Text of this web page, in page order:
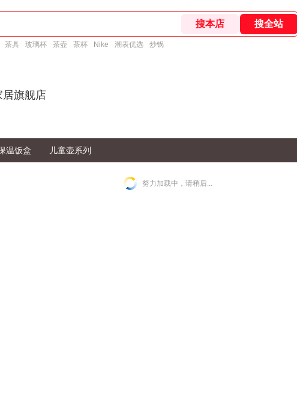
茶具 玻璃杯 茶壶 茶杯 Nike 潮表优选 炒锅
居旗舰店
温饭盒 儿童壶系列
努力加载中，请稍后...